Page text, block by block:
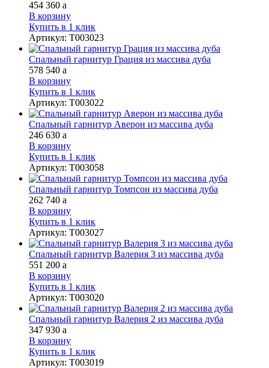
454 360 a
В корзину
Купить в 1 клик
Артикул: Т003023
Спальный гарнитур Грация из массива дуба
578 540 a
В корзину
Купить в 1 клик
Артикул: Т003022
Спальный гарнитур Аверон из массива дуба
246 630 a
В корзину
Купить в 1 клик
Артикул: Т003058
Спальный гарнитур Томпсон из массива дуба
262 740 a
В корзину
Купить в 1 клик
Артикул: Т003027
Спальный гарнитур Валерия 3 из массива дуба
551 200 a
В корзину
Купить в 1 клик
Артикул: Т003020
Спальный гарнитур Валерия 2 из массива дуба
347 930 a
В корзину
Купить в 1 клик
Артикул: Т003019